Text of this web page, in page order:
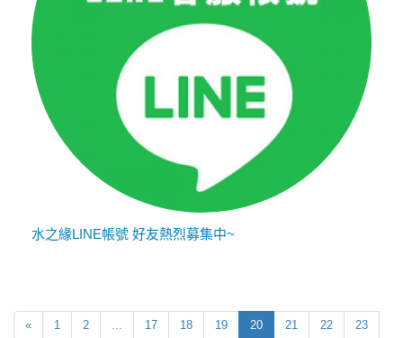
水之緣LINE帳號 好友熱烈募集中~
« 1 2 ... 17 18 19 20 21 22 23